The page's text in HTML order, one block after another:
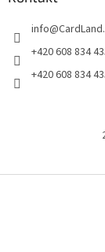
info@
+420 608 834
+420 608 834